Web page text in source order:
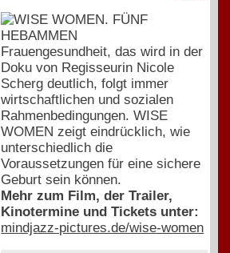
Frauengesundheit, das wird in der
Doku von Regisseurin Nicole
Scherg deutlich, folgt immer
wirtschaftlichen und sozialen
Rahmenbedingungen. WISE
WOMEN zeigt eindrücklich, wie
unterschiedlich die
Voraussetzungen für eine sichere
Geburt sein können.
Mehr zum Film, der Trailer,
Kinotermine und Tickets unter:
mindjazz-pictures.de/wise-women